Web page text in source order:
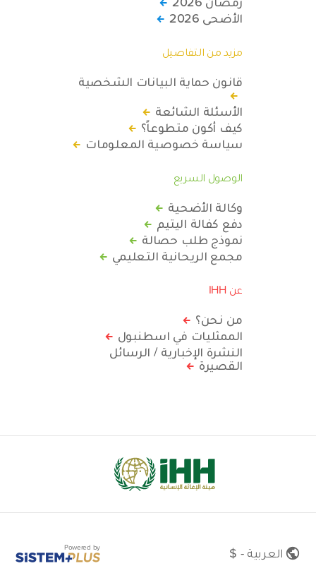
الأضحى 2026
مزيد من التفاصيل
قانون حماية البيانات الشخصية
الأسئلة الشائعة
كيف أكون متطوعاً؟
سياسة خصوصية المعلومات
الوصول السريع
وكالة الأضحية
دفع كفالة اليتيم
نموذج طلب حصالة
مجمع الريحانية التعليمي
عن IHH
من نحن؟
الممثليات في اسطنبول
النشرة الإخبارية / الرسائل
القصيرة
العربية - $ Powered by